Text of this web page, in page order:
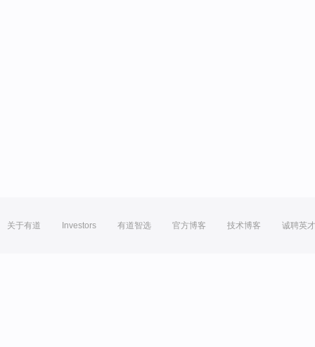
关于有道 Investors 有道智选 官方博客 技术博客 诚聘英才